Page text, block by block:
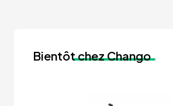
Bientôtchez Chango